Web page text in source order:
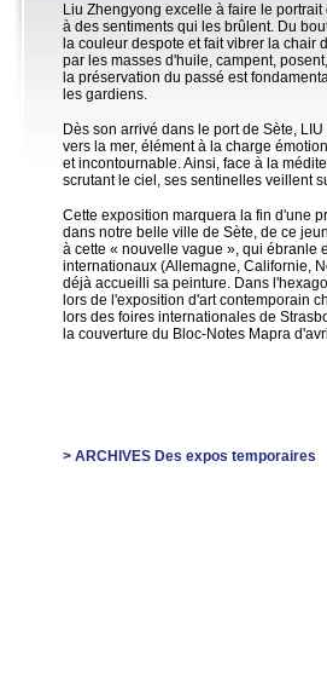
Liu Zhengyong excelle à faire le
à des sentiments qui les brûlent. Du
la couleur despote et fait vibrer la chair
par les masses d'huile, campent,
la préservation du passé est
les gardiens.
Dès son arrivé dans le port de Sète,
vers la mer, élément à la charge
et incontournable. Ainsi, face à la
scrutant le ciel, ses sentinelles veillent
Cette exposition marquera la fin d'une
dans notre belle ville de Sète, de ce
à cette « nouvelle vague », qui ébranle
internationaux (Allemagne, Californie,
déjà accueilli sa peinture. Dans
lors de l'exposition d'art contemporain
lors des foires internationales de
la couverture du Bloc-Notes Mapra
> ARCHIVES Des expos temporaires